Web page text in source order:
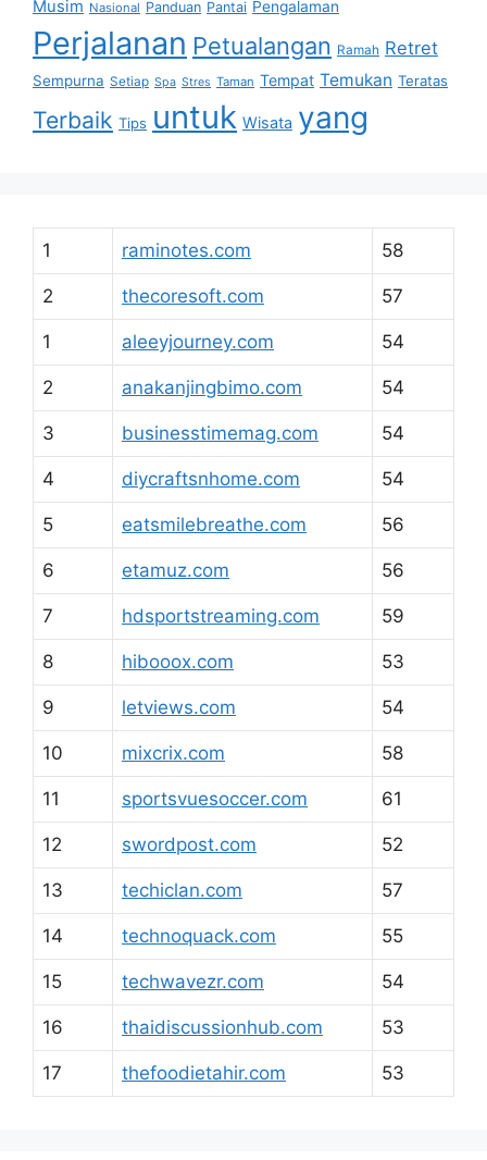
Musim Nasional Panduan Pantai Pengalaman
Perjalanan Petualangan Ramah Retret
Sempurna Setiap Spa Stres Taman Tempat Temukan Teratas
Terbaik Tips untuk Wisata yang
1 raminotes.com 58
2 thecoresoft.com 57
1 aleeyjourney.com 54
2 anakanjingbimo.com 54
3 businesstimemag.com 54
4 diycraftsnhome.com 54
5 eatsmilebreathe.com 56
6 etamuz.com 56
7 hdsportstreaming.com 59
8 hibooox.com 53
9 letviews.com 54
10 mixcrix.com 58
11 sportsvuesoccer.com 61
12 swordpost.com 52
13 techiclan.com 57
14 technoquack.com 55
15 techwavezr.com 54
16 thaidiscussionhub.com 53
17 thefoodietahir.com 53